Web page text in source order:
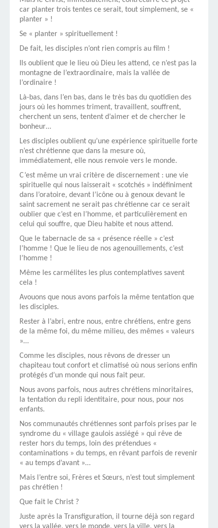
car planter trois tentes ce serait, tout simplement, se «
planter » !
Se « planter » spirituellement !
De fait, les disciples n’ont rien compris au film !
Ils oublient que le lieu où Dieu les attend, ce n’est pas la
montagne de l’extraordinaire, mais la vallée de
l’ordinaire !
Là-bas, dans l’en bas, dans le très bas du quotidien des
jours où les hommes triment, travaillent, souffrent,
cherchent un sens, tentent d’aimer et de chercher le
bonheur…
Les disciples oublient qu’une expérience spirituelle forte
n’est chrétienne que dans la mesure où,
immédiatement, elle nous renvoie vers le monde.
C’est même un vrai critère de discernement : une vie
spirituelle qui nous laisserait « scotchés » indéfiniment
dans l’oratoire, devant l’icône ou à genoux devant le
saint sacrement ne serait pas chrétienne car ce serait
oublier que c’est en l’homme, et particulièrement en
celui qui souffre, que Dieu habite et nous attend.
Que le tabernacle de sa « présence réelle » c’est
l’homme ! Que le lieu de nos agenouillements, c’est
l’homme !
Même les carmélites les plus contemplatives savent
cela !
Avouons que nous avons parfois la même tentation que
les disciples.
Rester à l’abri, entre nous, entre chrétiens, entre gens
de la même foi, du même milieu, des mêmes « valeurs
»…
Comme les disciples, nous rêvons de dresser un
chapiteau tout confort et climatisé où nous serions enfin
protégés d’un monde qui nous fait peur.
Nous avons parfois, nous autres chrétiens minoritaires,
la tentation du repli identitaire, pour nous, pour nos
enfants.
Nos communautés chrétiennes sont parfois prises par le
syndrome du « village gaulois assiégé » qui rêve de
rester hors du temps, loin des prétendues «
contaminations » du temps, en rêvant parfois de revenir
« au temps d’avant »…
Mais l’entre soi, Frères et Sœurs, n’est tout simplement
pas chrétien !
Que fait le Christ ?
Juste après la Transfiguration, il tourne déjà son regard